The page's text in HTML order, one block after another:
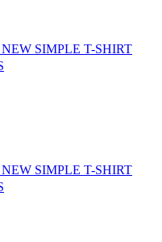
SIMPLE T-SHIRT
SIMPLE T-SHIRT